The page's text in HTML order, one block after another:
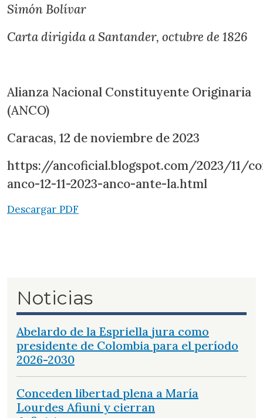
Simón Bolívar
Carta dirigida a Santander, octubre de 1826
Alianza Nacional Constituyente Originaria
(ANCO)
Caracas, 12 de noviembre de 2023
https://ancoficial.blogspot.com/2023/11/
anco-12-11-2023-anco-ante-la.html
Descargar PDF
Noticias
Abelardo de la Espriella jura como
presidente de Colombia para el período
2026-2030
Conceden libertad plena a María
Lourdes Afiuni y cierran